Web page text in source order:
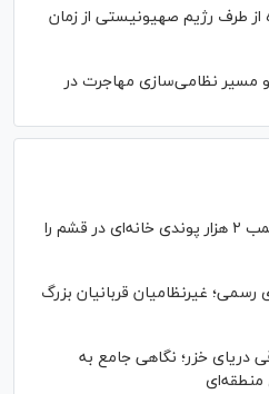
در غزه از طرف رژیم صهیونیستی از زمان
مسیر نظامی‌سازی مهاجرت در
نیویورک‌تایمز: آمریکا با بمب ۲ هزار پوندی خانه‌ای در قشم را
رسمی؛ غیرنظامیان قربانیان بزرگ
دریای خزر؛ نگاهی جامع به
منطقه‌ای